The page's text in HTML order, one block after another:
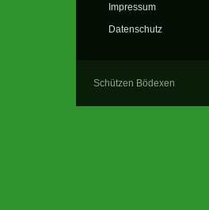
Impressum
Datenschutz
Schützen Bödexen